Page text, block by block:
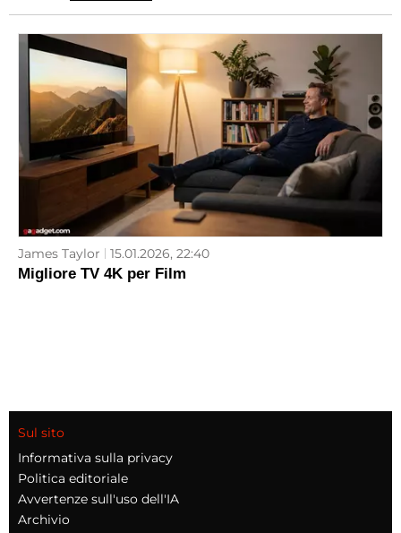
James Taylor 15.01.2026, 22:40
Migliore TV 4K per Film
Sul sito
Informativa sulla privacy
Politica editoriale
Avvertenze sull'uso dell'IA
Archivio